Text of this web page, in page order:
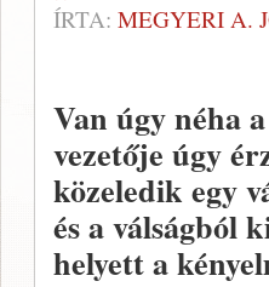
ÍRTA: MEGYERI A.
Van úgy néha
vezetője úgy
közeledik egy
és a válságból
helyett a